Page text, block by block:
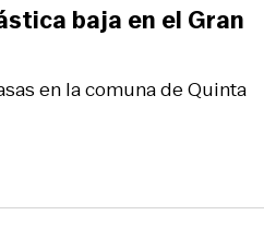
en la comuna de Quinta
baja en el Gran